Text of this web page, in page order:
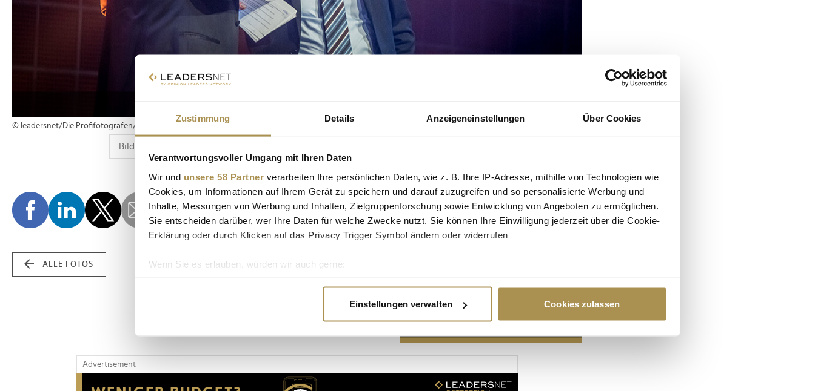
Zustimmung Details Anzeigeneinstellungen Über Cookies
Verantwortungsvoller Umgang mit Ihren Daten
Wir und unsere 58 Partner verarbeiten Ihre persönlichen Daten, wie z. B. Ihre IP-Adresse, mithilfe von Technologien wie
Cookies, um Informationen auf Ihrem Gerät zu speichern und darauf zuzugreifen und so personalisierte Werbung und
Inhalte, Messungen von Werbung und Inhalten, Zielgruppenforschung sowie Entwicklung von Angeboten zu ermöglichen.
Sie entscheiden darüber, wer Ihre Daten für welche Zwecke nutzt. Sie können Ihre Einwilligung jederzeit über die Cookie-
Erklärung oder durch Klicken auf das Privacy Trigger Symbol ändern oder widerrufen
Wenn Sie es erlauben, würden wir auch gerne:
Erfahren Sie mehr darüber, wie Ihre persönlichen Daten verarbeitet werden, und legen Sie Ihre Präferenzen im
Wir verwenden Cookies, um Inhalte und Anzeigen zu personalisieren, Funktionen für soziale Medien anbieten zu können
Website an unsere Partner für soziale Medien, Werbung und Analysen weiter. Unsere Partner führen diese Informationen
Einstellungen verwalten Cookies zulassen
© leadersnet/Die Profifotografen/G. Hartwich
ALLE FOTOS
Advertisement
Advertisement